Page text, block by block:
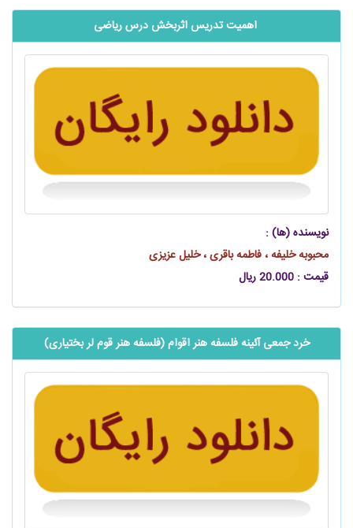
‬‬‬‬‬‬‬‬‬‬‬‬‬‬‬‬‬‬‬‬ اهمیت تدریس اثربخش درس ریاضی
نویسنده (ها) :
محبوبه خليفه ، فاطمه باقری ، خلیل عزیزی
قیمت : 20.000 ریال
خرد جمعی آئینه فلسفه هنر اقوام (فلسفه هنر قوم لر بختیاری)